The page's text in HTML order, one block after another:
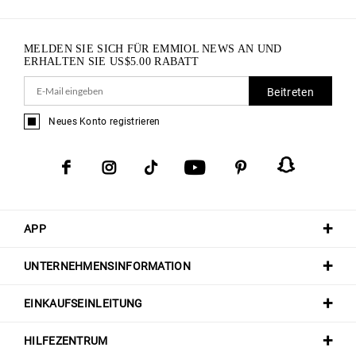
APP
UNTERNEHMENSINFORMATION
EINKAUFSEINLEITUNG
HILFEZENTRUM
MELDEN SIE SICH FÜR EMMIOL NEWS AN UND
ERHALTEN SIE US$5.00 RABATT
Beitreten
Neues Konto registrieren